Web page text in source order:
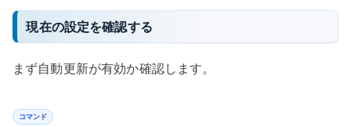
現在の設定を確認する
まず自動更新が有効か確認します。
コマンド